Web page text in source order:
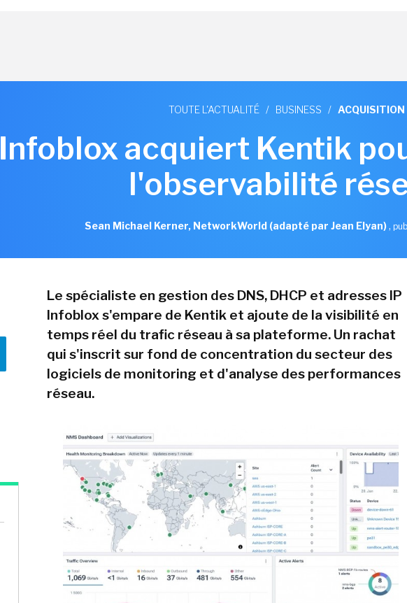
TOUTE L'ACTUALITÉ / BUSINESS / ACQUISITION
Infoblox acquiert Kentik
l'observabilité
Sean Michael Kerner, NetworkWorld (adapté par Jean Elyan),
Le spécialiste en gestion des DNS, DHCP et adresses IP
Infoblox s'empare de Kentik et ajoute de la visibilité en
temps réel du trafic réseau à sa plateforme. Un rachat
qui s'inscrit sur fond de concentration du secteur des
logiciels de monitoring et d'analyse des performances
réseau.